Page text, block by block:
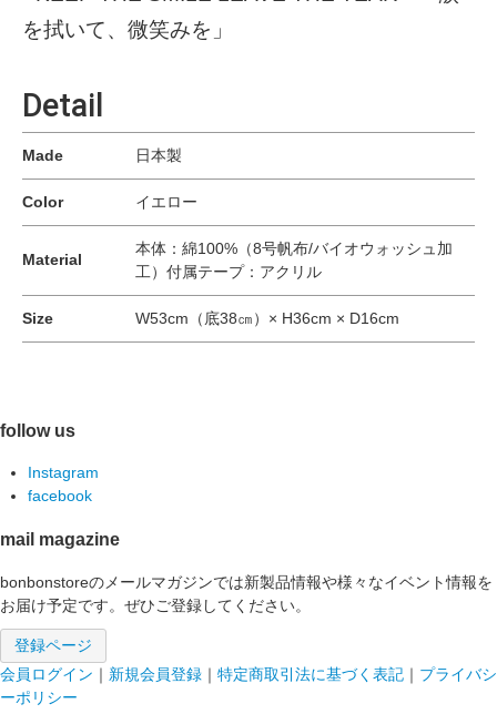
を拭いて、微笑みを」
Detail
Made 日本製
Color イエロー
Material
本体：綿100%（8号帆布/バイオウォッシュ加
工）付属テープ：アクリル
Size W53cm（底38㎝）× H36cm × D16cm
follow us
Instagram
facebook
mail magazine
bonbonstoreのメールマガジンでは新製品情報や様々なイベント情報を
お届け予定です。ぜひご登録してください。
登録ページ
会員ログイン ｜ 新規会員登録 ｜ 特定商取引法に基づく表記 ｜ プライバシ
ーポリシー